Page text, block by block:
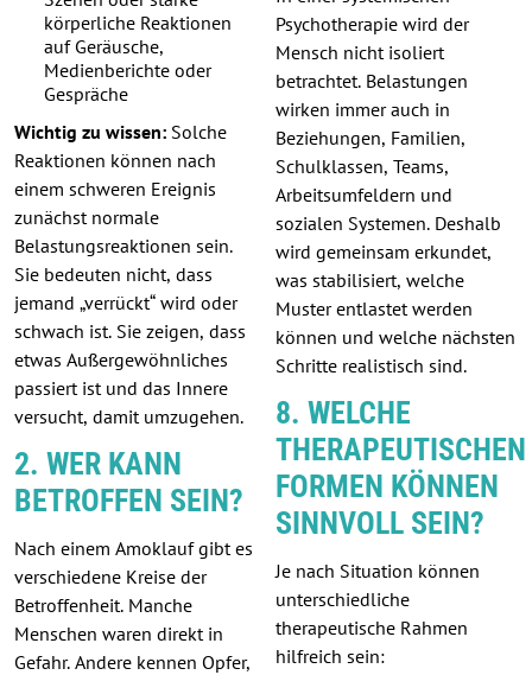
körperliche Reaktionen
auf Geräusche,
Medienberichte oder
Gespräche
Wichtig zu wissen: Solche
Reaktionen können nach
einem schweren Ereignis
zunächst normale
Belastungsreaktionen sein.
Sie bedeuten nicht, dass
jemand „verrückt“ wird oder
schwach ist. Sie zeigen, dass
etwas Außergewöhnliches
passiert ist und das Innere
versucht, damit umzugehen.
2. WER KANN
BETROFFEN SEIN?
Nach einem Amoklauf gibt es
verschiedene Kreise der
Betroffenheit. Manche
Menschen waren direkt in
Gefahr. Andere kennen Opfer,
Psychotherapie wird der
Mensch nicht isoliert
betrachtet. Belastungen
wirken immer auch in
Beziehungen, Familien,
Schulklassen, Teams,
Arbeitsumfeldern und
sozialen Systemen. Deshalb
wird gemeinsam erkundet,
was stabilisiert, welche
Muster entlastet werden
können und welche nächsten
Schritte realistisch sind.
8. WELCHE
THERAPEUTISCHEN
FORMEN KÖNNEN
SINNVOLL SEIN?
Je nach Situation können
unterschiedliche
therapeutische Rahmen
hilfreich sein: